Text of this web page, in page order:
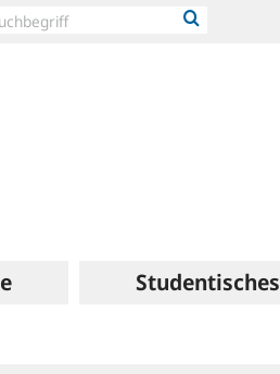
Studentisches